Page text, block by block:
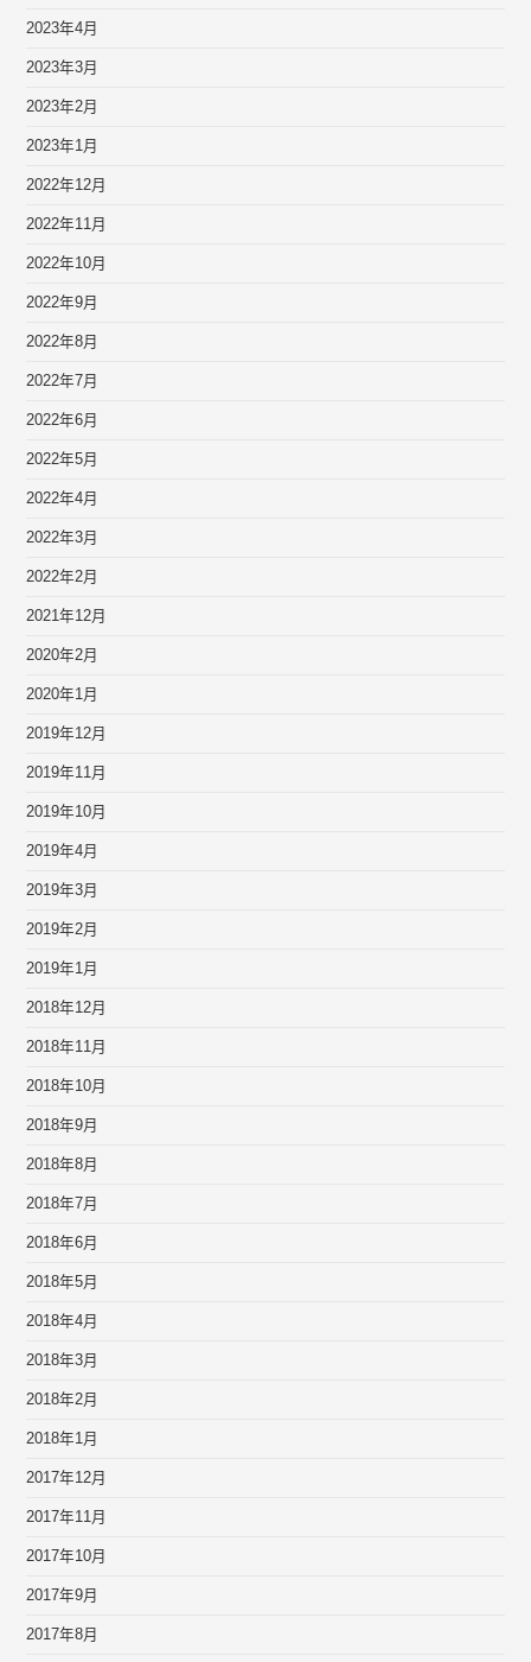
2023年4月
2023年3月
2023年2月
2023年1月
2022年12月
2022年11月
2022年10月
2022年9月
2022年8月
2022年7月
2022年6月
2022年5月
2022年4月
2022年3月
2022年2月
2021年12月
2020年2月
2020年1月
2019年12月
2019年11月
2019年10月
2019年4月
2019年3月
2019年2月
2019年1月
2018年12月
2018年11月
2018年10月
2018年9月
2018年8月
2018年7月
2018年6月
2018年5月
2018年4月
2018年3月
2018年2月
2018年1月
2017年12月
2017年11月
2017年10月
2017年9月
2017年8月